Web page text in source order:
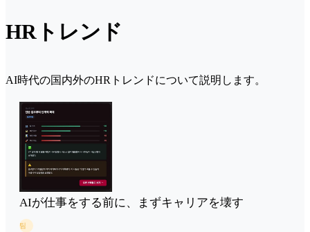
HRトレンド
AI時代の国内外のHRトレンドについて説明します。
AIが仕事をする前に、まずキャリアを壊す
팀